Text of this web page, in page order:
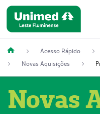
Acesso Rápido
Novas Aquisições
Novas